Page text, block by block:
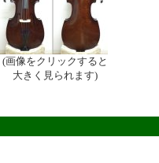
(画像をクリックすると
大きく見られます)